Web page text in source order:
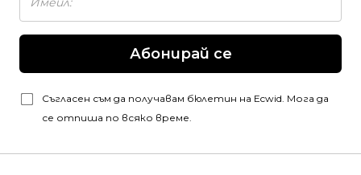
Абонирай се
Съгласен съм да получавам бюлетин на Ecwid. Мога да
се отпиша по всяко време.